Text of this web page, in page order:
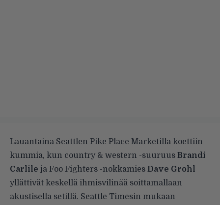
Lauantaina Seattlen Pike Place Marketilla koettiin
kummia, kun country & western -suuruus Brandi
Carlile ja Foo Fighters -nokkamies Dave Grohl
yllättivät keskellä ihmisvilinää soittamallaan
akustisella setillä. Seattle Timesin mukaan